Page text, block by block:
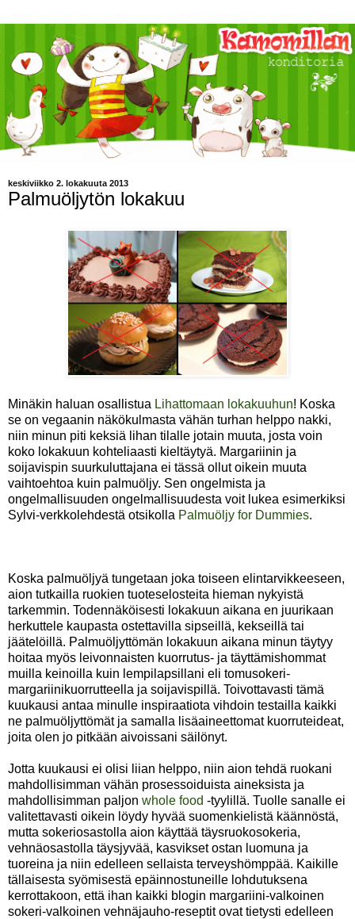
keskiviikko 2. lokakuuta 2013
Palmuöljytön lokakuu
Minäkin haluan osallistua Lihattomaan lokakuuhun! Koska
se on vegaanin näkökulmasta vähän turhan helppo nakki,
niin minun piti keksiä lihan tilalle jotain muuta, josta voin
koko lokakuun kohteliaasti kieltäytyä. Margariinin ja
soijavispin suurkuluttajana ei tässä ollut oikein muuta
vaihtoehtoa kuin palmuöljy. Sen ongelmista ja
ongelmallisuuden ongelmallisuudesta voit lukea esimerkiksi
Sylvi-verkkolehdestä otsikolla Palmuöljy for Dummies.
Koska palmuöljyä tungetaan joka toiseen elintarvikkeeseen,
aion tutkailla ruokien tuoteselosteita hieman nykyistä
tarkemmin. Todennäköisesti lokakuun aikana en juurikaan
herkuttele kaupasta ostettavilla sipseillä, kekseillä tai
jäätelöillä. Palmuöljyttömän lokakuun aikana minun täytyy
hoitaa myös leivonnaisten kuorrutus- ja täyttämishommat
muilla keinoilla kuin lempilapsillani eli tomusokeri-
margariinikuorrutteella ja soijavispillä. Toivottavasti tämä
kuukausi antaa minulle inspiraatiota vihdoin testailla kaikki
ne palmuöljyttömät ja samalla lisäaineettomat kuorruteideat,
joita olen jo pitkään aivoissani säilönyt.
Jotta kuukausi ei olisi liian helppo, niin aion tehdä ruokani
mahdollisimman vähän prosessoiduista aineksista ja
mahdollisimman paljon whole food -tyylillä. Tuolle sanalle ei
valitettavasti oikein löydy hyvää suomenkielistä käännöstä,
mutta sokeriosastolla aion käyttää täysruokosokeria,
vehnäosastolla täysjyvää, kasvikset ostan luomuna ja
tuoreina ja niin edelleen sellaista terveyshömppää. Kaikille
tällaisesta syömisestä epäinnostuneille lohdutuksena
kerrottakoon, että ihan kaikki blogin margariini-valkoinen
sokeri-valkoinen vehnäjauho-reseptit ovat tietysti edelleen